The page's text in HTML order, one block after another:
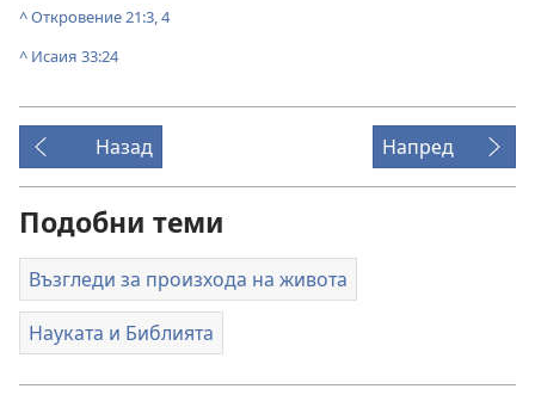
^Откровение 21:3, 4
^ Исаия 33:24
Назад Напред
Подобни теми
Възгледи за произхода на живота
Науката и Библията